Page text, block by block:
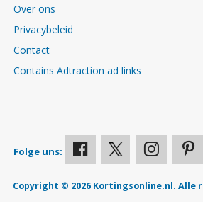
Over ons
Privacybeleid
Contact
Contains Adtraction ad links
Folge uns:
Copyright © 2026 Kortingsonline.nl. Alle